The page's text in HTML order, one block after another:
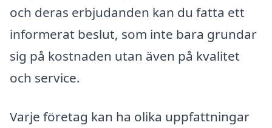
och deras erbjudanden kan du fatta ett
informerat beslut, som inte bara grundar
sig på kostnaden utan även på kvalitet
och service.
Varje företag kan ha olika uppfattningar